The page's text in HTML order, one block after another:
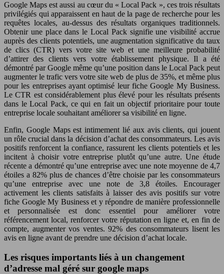
Google Maps est aussi au cœur du « Local Pack », ces trois résultats
privilégiés qui apparaissent en haut de la page de recherche pour les
requêtes locales, au-dessus des résultats organiques traditionnels.
Obtenir une place dans le Local Pack signifie une visibilité accrue
auprès des clients potentiels, une augmentation significative du taux
de clics (CTR) vers votre site web et une meilleure probabilité
d’attirer des clients vers votre établissement physique. Il a été
démontré par Google même qu’une position dans le Local Pack peut
augmenter le trafic vers votre site web de plus de 35%, et même plus
pour les entreprises ayant optimisé leur fiche Google My Business.
Le CTR est considérablement plus élevé pour les résultats présents
dans le Local Pack, ce qui en fait un objectif prioritaire pour toute
entreprise locale souhaitant améliorer sa visibilité en ligne.
Enfin, Google Maps est intimement lié aux avis clients, qui jouent
un rôle crucial dans la décision d’achat des consommateurs. Les avis
positifs renforcent la confiance, rassurent les clients potentiels et les
incitent à choisir votre entreprise plutôt qu’une autre. Une étude
récente a démontré qu’une entreprise avec une note moyenne de 4,7
étoiles a 82% plus de chances d’être choisie par les consommateurs
qu’une entreprise avec une note de 3,8 étoiles. Encourager
activement les clients satisfaits à laisser des avis positifs sur votre
fiche Google My Business et y répondre de manière professionnelle
et personnalisée est donc essentiel pour améliorer votre
référencement local, renforcer votre réputation en ligne et, en fin de
compte, augmenter vos ventes. 92% des consommateurs lisent les
avis en ligne avant de prendre une décision d’achat locale.
Les risques importants liés à un changement
d’adresse mal géré sur google maps